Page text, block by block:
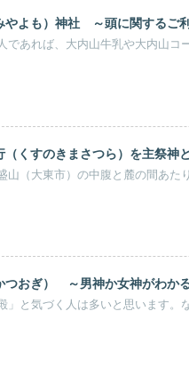
やよも）神社 ～頭に関するご
であれば、大内山牛乳や大内山コ
くすのきまさつら）を主祭神
山（大東市）の中腹と麓の間あた
つおぎ） ～男神か女神がわか
」と気づく人は多いと思います。